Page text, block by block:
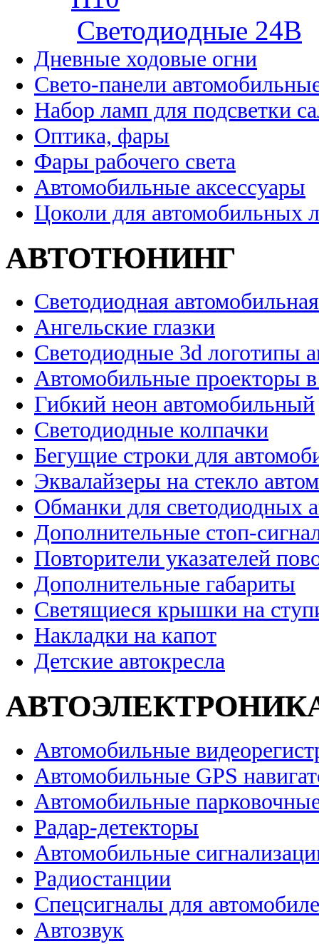
Cветодиодные 24B
Дневные ходовые огни
Свето-панели
Набор ламп для подсветки
Оптика, фары
Фары рабочего света
Автомобильные аксессуары
Цоколи для автомобильных
АВТОТЮНИНГ
Светодиодная
Ангельские глазки
Светодиодные 3d логотипы
Автомобильные проекторы
Гибкий неон автомобильный
Светодиодные колпачки
Бегущие строки для
Эквалайзеры на стекло
Обманки для светодиодных
Дополнительные стоп-
Повторители указателей
Дополнительные габариты
Светящиеся крышки на
Накладки на капот
Детские автокресла
Автомобильные
Автомобильные GPS
Автомобильные
Радар-детекторы
Автомобильные
Радиостанции
Спецсигналы для
Автозвук